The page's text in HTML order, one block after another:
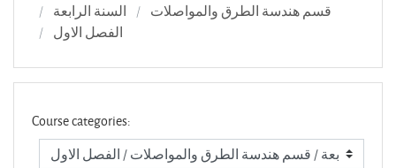
السنة الرابعة
قسم هندسة الطرق والمواصلات
الفصل الاول
Course categories: